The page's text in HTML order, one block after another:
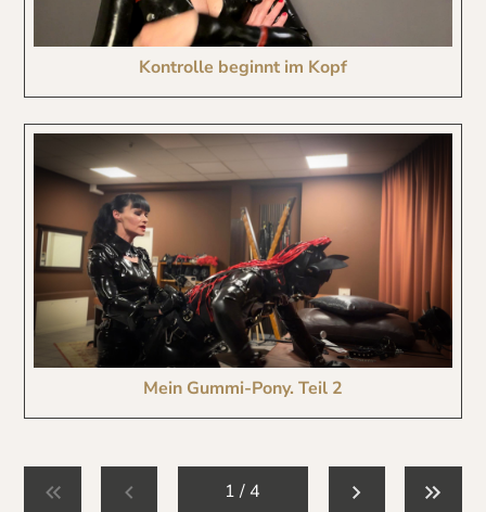
Kontrolle beginnt im Kopf
Mein Gummi-Pony. Teil 2
1 / 4